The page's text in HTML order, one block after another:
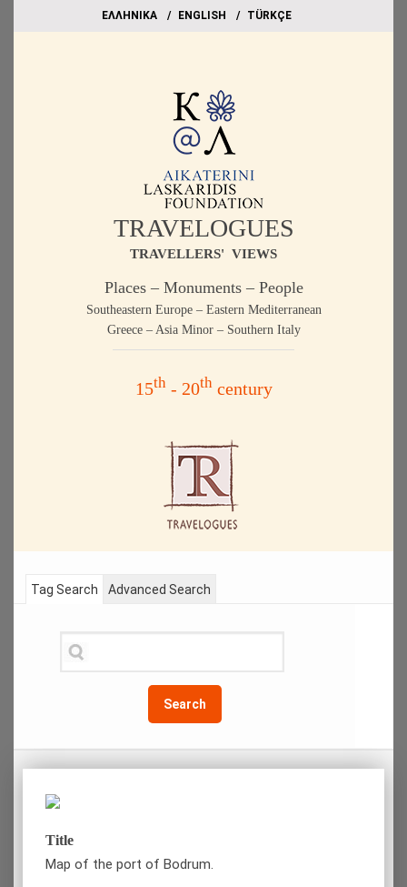
EΛΛΗΝΙΚΑ ΕΝGLISH TÜRKÇE
TRAVELOGUES
TRAVELLERS' VIEWS
Places – Monuments – People
Southeastern Europe – Eastern Mediterranean
Greece – Asia Minor – Southern Italy
15th- 20thcentury
Tag Search
Search
Advanced Search
Title
Map of the port of Bodrum.